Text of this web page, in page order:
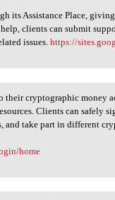
its Assistance Place,
clients can submit
issues.https://
their cryptographic money
Clients can safely
and take part in different
home